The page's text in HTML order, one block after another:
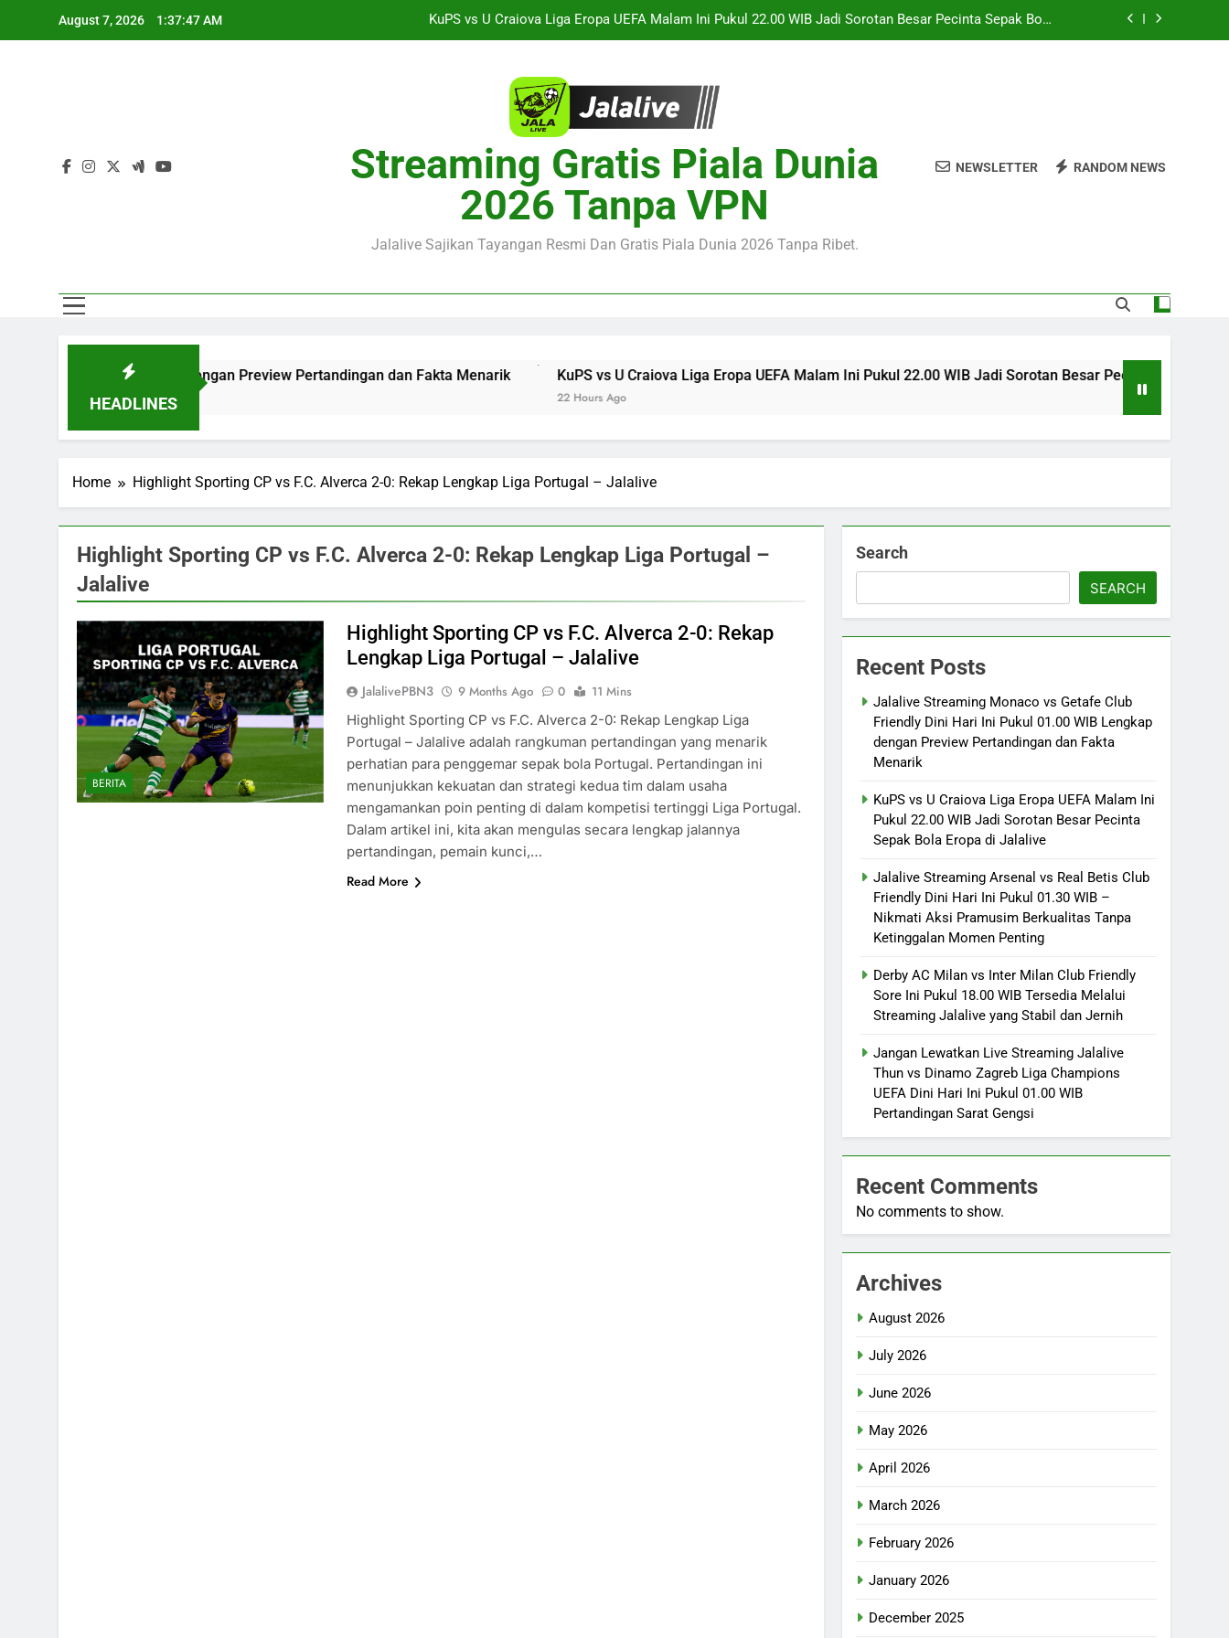
August 7, 2026 1:37:47 AM
Jalalive Streaming Arsenal vs Real Betis Club Friendly Dini Hari Ini Pukul 01.30 WIB – Nikmati Aksi
Pramusim Berkualitas Tanpa Ketinggalan Momen Penting
Jalalive Streaming Monaco vs Getafe Club Friendly Dini Hari Ini Pukul 01.00 WIB Lengkap dengan Preview
Jalalive Streaming Arsenal vs Real Betis Club Friendly Dini Hari Ini Pukul 01.30 WIB – Nikmati Aksi
Pramusim Berkualitas Tanpa Ketinggalan Momen Penting
Derby AC Milan vs Inter Milan Club Friendly Sore Ini Pukul 18.00 WIB Tersedia Melalui Streaming Jalalive
Streaming Gratis Piala Dunia
2026 Tanpa VPN
Jalalive Sajikan Tayangan Resmi Dan Gratis Piala Dunia 2026 Tanpa Ribet.
NEWSLETTER RANDOM NEWS
HEADLINES
WIB Lengkap dengan Preview Pertandingan dan Fakta Menarik KuPS vs U Craiova Liga Eropa UEFA Malam Ini Pukul 22.00 WIB Jadi Sorotan Besar Pecinta Sepak Bola
22 Hours Ago
Home Highlight Sporting CP vs F.C. Alverca 2-0: Rekap Lengkap Liga Portugal – Jalalive
Highlight Sporting CP vs F.C. Alverca 2-0: Rekap Lengkap Liga Portugal –
Jalalive
BERITA
Highlight Sporting CP vs F.C. Alverca 2-0: Rekap
Lengkap Liga Portugal – Jalalive
JalalivePBN3 9 Months Ago 0
11 Mins
Highlight Sporting CP vs F.C. Alverca 2-0: Rekap Lengkap Liga
Portugal – Jalalive adalah rangkuman pertandingan yang menarik
perhatian para penggemar sepak bola Portugal. Pertandingan ini
menunjukkan kekuatan dan strategi kedua tim dalam usaha
mengamankan poin penting di dalam kompetisi tertinggi Liga Portugal.
Dalam artikel ini, kita akan mengulas secara lengkap jalannya
pertandingan, pemain kunci,…
Read More
Search
SEARCH
Recent Posts
Jalalive Streaming Monaco vs Getafe Club
Friendly Dini Hari Ini Pukul 01.00 WIB Lengkap
dengan Preview Pertandingan dan Fakta
Menarik
KuPS vs U Craiova Liga Eropa UEFA Malam Ini
Pukul 22.00 WIB Jadi Sorotan Besar Pecinta
Sepak Bola Eropa di Jalalive
Jalalive Streaming Arsenal vs Real Betis Club
Friendly Dini Hari Ini Pukul 01.30 WIB –
Nikmati Aksi Pramusim Berkualitas Tanpa
Ketinggalan Momen Penting
Derby AC Milan vs Inter Milan Club Friendly
Sore Ini Pukul 18.00 WIB Tersedia Melalui
Streaming Jalalive yang Stabil dan Jernih
Jangan Lewatkan Live Streaming Jalalive
Thun vs Dinamo Zagreb Liga Champions
UEFA Dini Hari Ini Pukul 01.00 WIB
Pertandingan Sarat Gengsi
Recent Comments
No comments to show.
Archives
August 2026
July 2026
June 2026
May 2026
April 2026
March 2026
February 2026
January 2026
December 2025